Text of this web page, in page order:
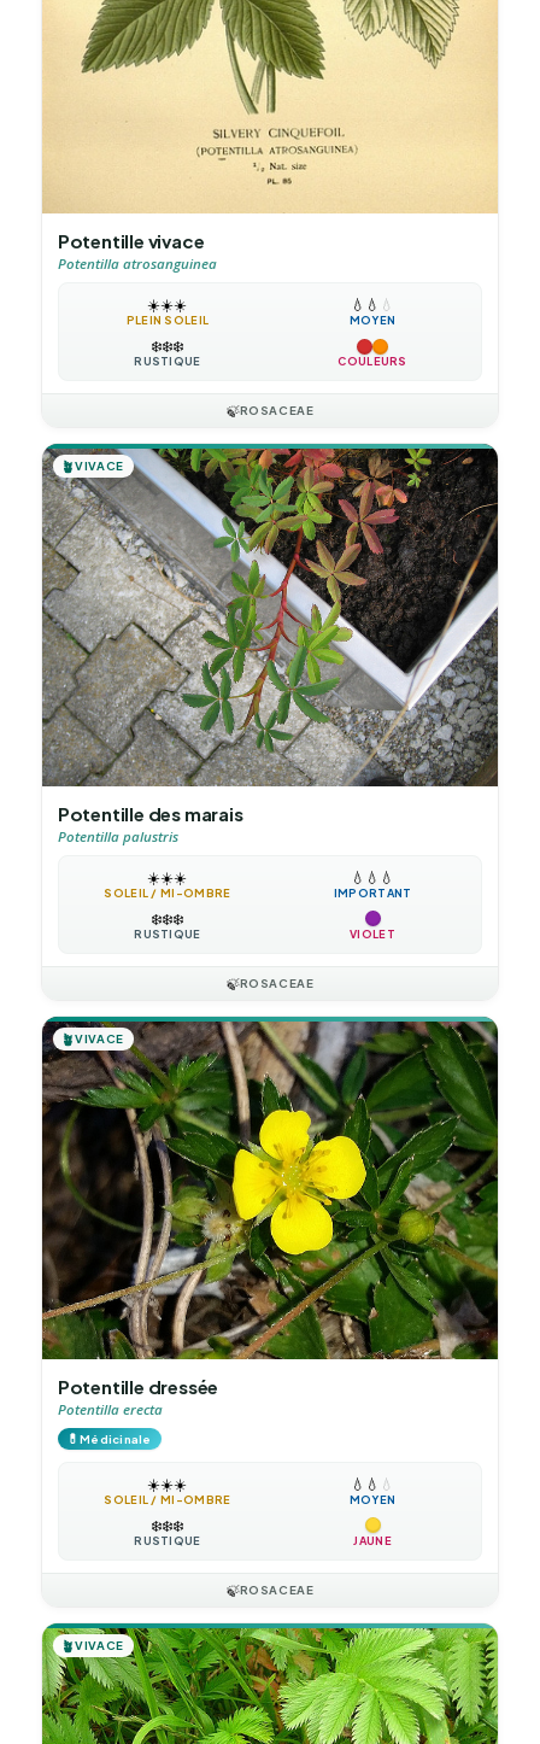
Potentille vivace
Potentilla atrosanguinea
☀️☀️☀️
PLEIN SOLEIL
💧 💧 💧
MOYEN
❄️❄️❄️
RUSTIQUE COULEURS
🍃ROSACEAE
🪴VIVACE
Potentille des marais
Potentilla palustris
☀️☀️☀️
SOLEIL / MI-OMBRE
💧 💧 💧
IMPORTANT
❄️❄️❄️
RUSTIQUE VIOLET
🍃ROSACEAE
🪴VIVACE
Potentille dressée
Potentilla erecta
💊Médicinale
☀️☀️☀️
SOLEIL / MI-OMBRE
💧 💧 💧
MOYEN
❄️❄️❄️
RUSTIQUE JAUNE
🍃ROSACEAE
🪴VIVACE